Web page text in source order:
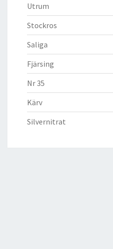
Utrum
Stockros
Saliga
Fjärsing
Nr 35
Kärv
Silvernitrat